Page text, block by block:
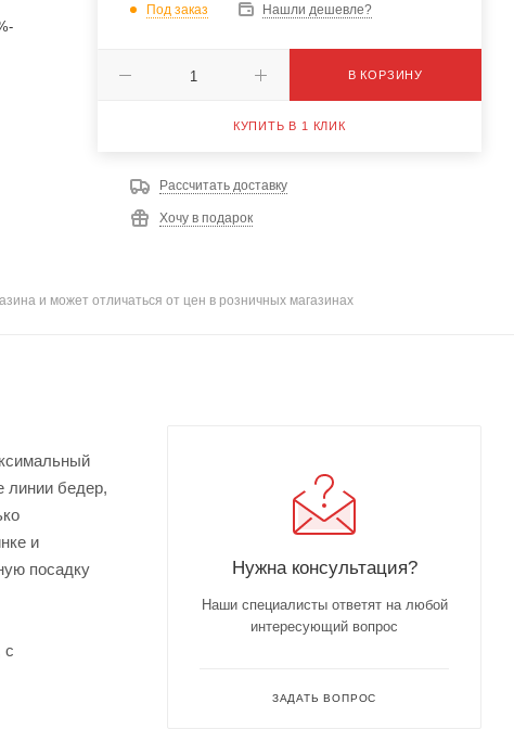
Под заказ Нашли дешевле?
В КОРЗИНУ
КУПИТЬ В 1 КЛИК
Рассчитать доставку
Хочу в подарок
и может отличаться от цен в розничных магазинах
линии бедер,
и
посадку
с
Нужна консультация?
Наши специалисты ответят на любой
интересующий вопрос
ЗАДАТЬ ВОПРОС